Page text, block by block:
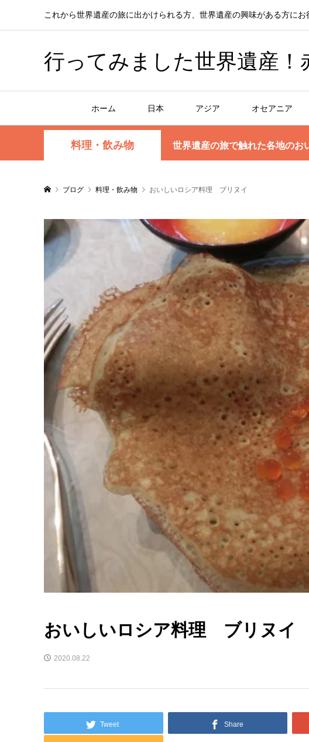
これから世界遺産の旅に出かけられる方、世界遺産の興味がある方に
行ってみました世界遺産
ホーム 日本 アジア オセアニア
料理・飲み物 世界遺産の旅で触れた各地のお
ブログ 料理・飲み物 おいしいロシア料理 ブリヌイ
おいしいロシア料理 ブリヌイ
2020.08.22
Tweet Share